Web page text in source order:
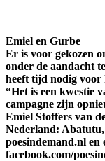
Emiel en Gurbe
Er is voor gekozen
onder de aandacht
heeft tijd nodig voor
“Het is een kwestie
campagne zijn
Emiel Stoffers van
Nederland: Abatutu,
poesindemand.nl en
facebook.com/